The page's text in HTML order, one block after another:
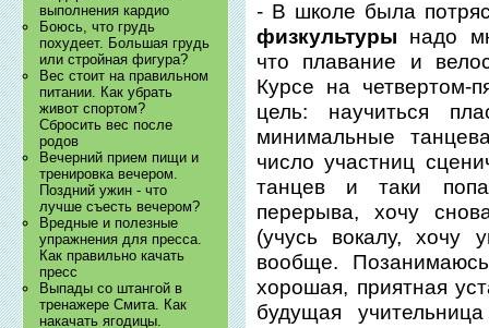
выполнения кардио
Боюсь, что грудь
похудеет. Большая грудь
или стройная фигура?
Вес стоит на правильном
питании. Как убрать
живот спортом?
Сбросить вес после
родов
Вечерний прием пищи и
тренировка вечером.
Поздний ужин - что
лучше съесть вечером?
Вредные и полезные
упражнения для пресса.
Как правильно качать
пресс
Выпады со штангой в
тренажере Смита. Как
накачать ягодицы.
- В школе была
физкультуры надо
что плавание и
Курсе на четвертом-
цель: научиться
минимальные
число участниц
танцев и таки
перерыва, хочу
(учусь вокалу, хочу
вообще.
хорошая, приятная
будущая